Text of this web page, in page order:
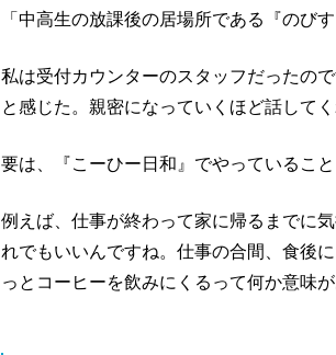
「中高生の放課後の居場所である『のび
私は受付カウンターのスタッフだったの
と感じた。親密になっていくほど話して
要は、『こーひー日和』でやっているこ
例えば、仕事が終わって家に帰るまでに
れでもいいんですね。仕事の合間、食後
っとコーヒーを飲みにくるって何か意味